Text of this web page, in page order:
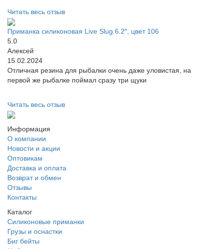
Читать весь отзыв
Приманка силиконовая Live Slug 6.2″, цвет 106
5.0
Алексей
15.02.2024
Отличная резина для рыбалки очень даже уловистая, на
первой же рыбалке поймал сразу три щуки
Читать весь отзыв
Информация
О компании
Новости и акции
Оптовикам
Доставка и оплата
Возврат и обмен
Отзывы
Контакты
Каталог
Силиконовые приманки
Грузы и оснастки
Биг бейты